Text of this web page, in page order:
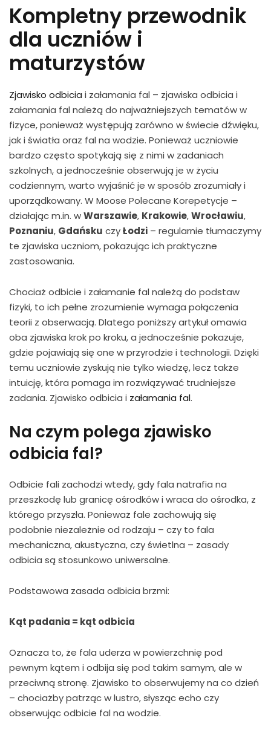
Kompletny przewodnik
dla uczniów i
maturzystów
Zjawisko odbicia i załamania fal – zjawiska odbicia i
załamania fal należą do najważniejszych tematów w
fizyce, ponieważ występują zarówno w świecie dźwięku,
jak i światła oraz fal na wodzie. Ponieważ uczniowie
bardzo często spotykają się z nimi w zadaniach
szkolnych, a jednocześnie obserwują je w życiu
codziennym, warto wyjaśnić je w sposób zrozumiały i
uporządkowany. W Moose Polecane Korepetycje –
działając m.in. wWarszawie, Krakowie,Wrocławiu,
Poznaniu, Gdańsku czyŁodzi – regularnie tłumaczymy
te zjawiska uczniom, pokazując ich praktyczne
zastosowania.
Chociaż odbicie i załamanie fal należą do podstaw
fizyki, to ich pełne zrozumienie wymaga połączenia
teorii z obserwacją. Dlatego poniższy artykuł omawia
oba zjawiska krok po kroku, a jednocześnie pokazuje,
gdzie pojawiają się one w przyrodzie i technologii. Dzięki
temu uczniowie zyskują nie tylko wiedzę, lecz także
intuicję, która pomaga im rozwiązywać trudniejsze
zadania. Zjawisko odbicia i załamania fal.
Na czym polega zjawisko
odbicia fal?
Odbicie fali zachodzi wtedy, gdy fala natrafia na
przeszkodę lub granicę ośrodków i wraca do ośrodka, z
którego przyszła. Ponieważ fale zachowują się
podobnie niezależnie od rodzaju – czy to fala
mechaniczna, akustyczna, czy świetlna – zasady
odbicia są stosunkowo uniwersalne.
Podstawowa zasada odbicia brzmi:
Kąt padania = kąt odbicia
Oznacza to, że fala uderza w powierzchnię pod
pewnym kątem i odbija się pod takim samym, ale w
przeciwną stronę. Zjawisko to obserwujemy na co dzień
– chociażby patrząc w lustro, słysząc echo czy
obserwując odbicie fal na wodzie.